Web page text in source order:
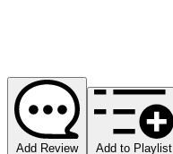
Add Review Add to Playlist